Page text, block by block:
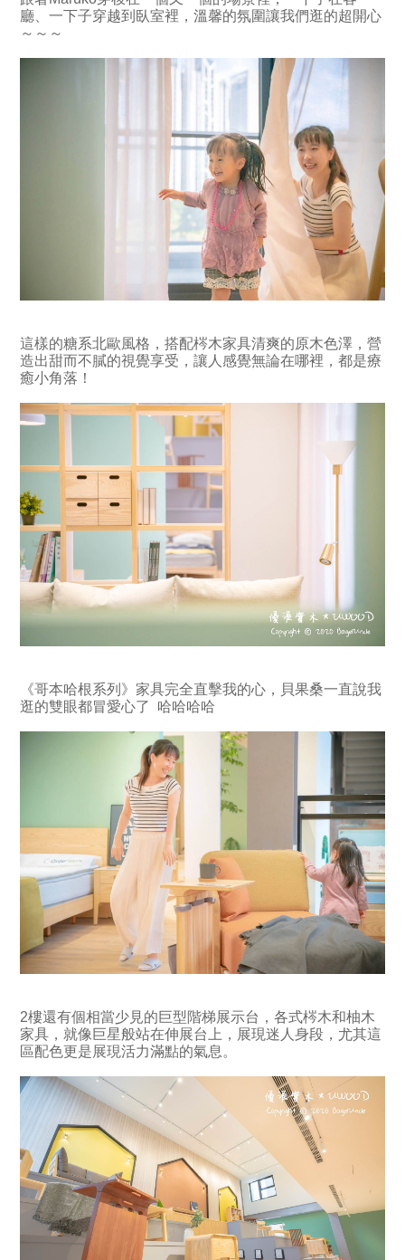
廳、一下子穿越到臥室裡，溫馨的氛圍讓我們逛的超開心
～～～
這樣的糖系北歐風格，搭配梣木家具清爽的原木色澤，營
造出甜而不膩的視覺享受，讓人感覺無論在哪裡，都是療
癒小角落！
《哥本哈根系列》家具完全直擊我的心，貝果桑一直說我
逛的雙眼都冒愛心了 哈哈哈哈
2樓還有個相當少見的巨型階梯展示台，各式梣木和柚木
家具，就像巨星般站在伸展台上，展現迷人身段，尤其這
區配色更是展現活力滿點的氣息。